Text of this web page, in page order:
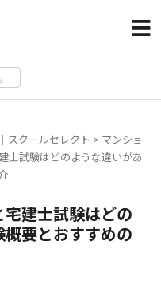
スクールセレクト > マンショ
士試験はどのような違いがあ
建士試験はどの
要とおすすめの